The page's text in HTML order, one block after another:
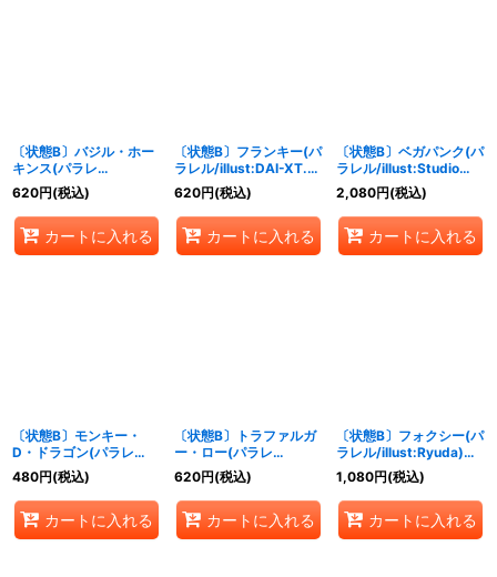
〔状態B〕バジル・ホー
キンス(パラレ
ル/illust:Bashikou)
【SR/P】{OP07-029}
620円(税込)
カートに入れる
〔状態B〕フランキー(パ
ラレル/illust:DAI-XT.)
【R/P】{OP07-107}
620円(税込)
カートに入れる
〔状態B〕ベガパンク(パ
ラレル/illust:Studio
Vigor Co.Ltd)【L/P】
{OP07-097}
2,080円(税込)
カートに入れる
〔状態B〕モンキー・
D・ドラゴン(パラレ
ル/illust:AKIRA
EGAWA)【SR/P】
{OP07-015}
480円(税込)
カートに入れる
〔状態B〕トラファルガ
ー・ロー(パラレ
ル/illust:Hokuyuu)
【R/P】{OP07-047}
620円(税込)
カートに入れる
〔状態B〕フォクシー(パ
ラレル/illust:Ryuda)
【L/P】{OP07-059}
1,080円(税込)
カートに入れる